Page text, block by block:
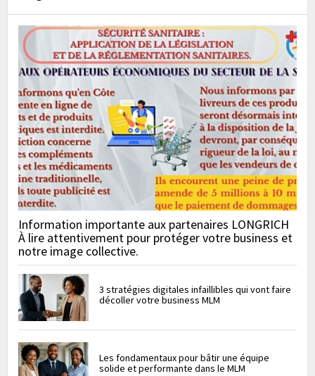
Information importante aux partenaires LONGRICH
À lire attentivement pour protéger votre business et
notre image collective.
3 stratégies digitales infaillibles qui vont faire
décoller votre business MLM
Les fondamentaux pour bâtir une équipe
solide et performante dans le MLM